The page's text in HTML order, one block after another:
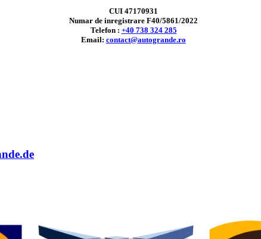
CUI 47170931
Numar de inregistrare F40/5861/2022
Telefon : +40 738 324 285
Email: contact@autogrande.ro